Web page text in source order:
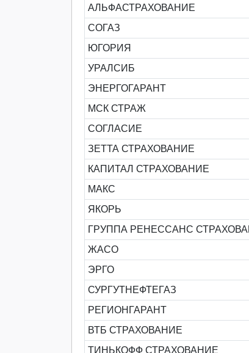
АЛЬФАСТРАХОВАНИЕ
СОГАЗ
ЮГОРИЯ
УРАЛСИБ
ЭНЕРГОГАРАНТ
МСК СТРАЖ
СОГЛАСИЕ
ЗЕТТА СТРАХОВАНИЕ
КАПИТАЛ СТРАХОВАНИЕ
МАКС
ЯКОРЬ
ГРУППА РЕНЕССАНС
ЖАСО
ЭРГО
СУРГУТНЕФТЕГАЗ
РЕГИОНГАРАНТ
ВТБ СТРАХОВАНИЕ
ТИНЬКОФФ СТРАХОВАНИЕ